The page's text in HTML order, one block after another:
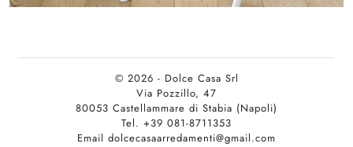
© 2026 - Dolce Casa Srl
Via Pozzillo, 47
80053 Castellammare di Stabia (Napoli)
Tel. +39 081-8711353
Email dolcecasaarredamenti@gmail.com